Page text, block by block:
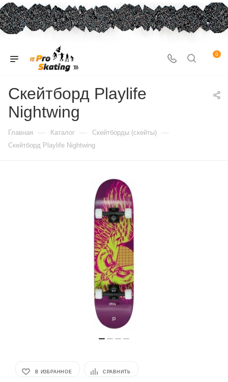
0
Скейтборд Playlife
Nightwing
Главная — Каталог — Скейтборды (скейты) —
Скейтборд Playlife Nightwing
В ИЗБРАННОЕ СРАВНИТЬ